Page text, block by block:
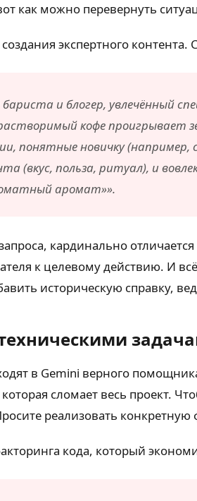
как можно перевернуть
экспертного
и блогер, увлечённый
кофе проигрывает
понятные новичку
(вкус, польза, ритуал), и
аромат»».
кардинально
к целевому действию. И
историческую справку,
в Gemini верного
сломает весь проект.
реализовать
кода, который